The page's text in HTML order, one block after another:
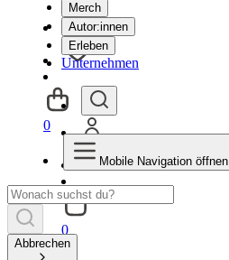
Merch
Autor:innen
Erleben
Unternehmen
0
0
Mobile Navigation öffnen
Abbrechen